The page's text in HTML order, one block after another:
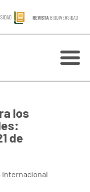
los
de
Internacional